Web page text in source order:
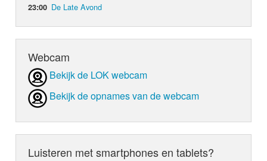
23:00 De Late Avond
Webcam
Bekijk de LOK webcam
Bekijk de opnames van de webcam
Luisteren met smartphones en tablets?